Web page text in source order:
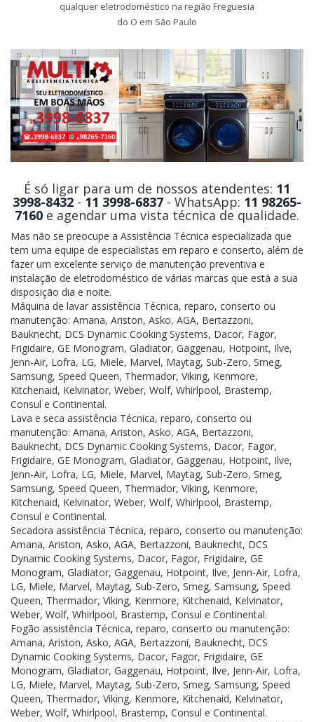
qualquer eletrodoméstico na região Freguesia
do O em São Paulo
É só ligar para um de nossos atendentes: 11
3998-8432 -11 3998-6837 - WhatsApp: 11 98265-
7160 e agendar uma vista técnica de qualidade.
Mas não se preocupe a Assistência Técnica especializada que
tem uma equipe de especialistas em reparo e conserto, além de
fazer um excelente serviço de manutenção preventiva e
instalação de eletrodoméstico de várias marcas que está a sua
disposição dia e noite.
Máquina de lavar assistência Técnica, reparo, conserto ou
manutenção: Amana, Ariston, Asko, AGA, Bertazzoni,
Bauknecht, DCS Dynamic Cooking Systems, Dacor, Fagor,
Frigidaire, GE Monogram, Gladiator, Gaggenau, Hotpoint, Ilve,
Jenn-Air, Lofra, LG, Miele, Marvel, Maytag, Sub-Zero, Smeg,
Samsung, Speed Queen, Thermador, Viking, Kenmore,
Kitchenaid, Kelvinator, Weber, Wolf, Whirlpool, Brastemp,
Consul e Continental.
Lava e seca assistência Técnica, reparo, conserto ou
manutenção: Amana, Ariston, Asko, AGA, Bertazzoni,
Bauknecht, DCS Dynamic Cooking Systems, Dacor, Fagor,
Frigidaire, GE Monogram, Gladiator, Gaggenau, Hotpoint, Ilve,
Jenn-Air, Lofra, LG, Miele, Marvel, Maytag, Sub-Zero, Smeg,
Samsung, Speed Queen, Thermador, Viking, Kenmore,
Kitchenaid, Kelvinator, Weber, Wolf, Whirlpool, Brastemp,
Consul e Continental.
Secadora assistência Técnica, reparo, conserto ou manutenção:
Amana, Ariston, Asko, AGA, Bertazzoni, Bauknecht, DCS
Dynamic Cooking Systems, Dacor, Fagor, Frigidaire, GE
Monogram, Gladiator, Gaggenau, Hotpoint, Ilve, Jenn-Air, Lofra,
LG, Miele, Marvel, Maytag, Sub-Zero, Smeg, Samsung, Speed
Queen, Thermador, Viking, Kenmore, Kitchenaid, Kelvinator,
Weber, Wolf, Whirlpool, Brastemp, Consul e Continental.
Fogão assistência Técnica, reparo, conserto ou manutenção:
Amana, Ariston, Asko, AGA, Bertazzoni, Bauknecht, DCS
Dynamic Cooking Systems, Dacor, Fagor, Frigidaire, GE
Monogram, Gladiator, Gaggenau, Hotpoint, Ilve, Jenn-Air, Lofra,
LG, Miele, Marvel, Maytag, Sub-Zero, Smeg, Samsung, Speed
Queen, Thermador, Viking, Kenmore, Kitchenaid, Kelvinator,
Weber, Wolf, Whirlpool, Brastemp, Consul e Continental.